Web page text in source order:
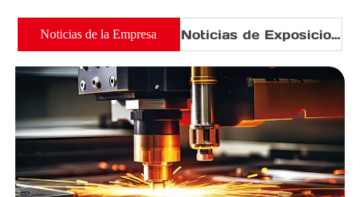
Noticias de la Empresa Noticias de Exposiciones